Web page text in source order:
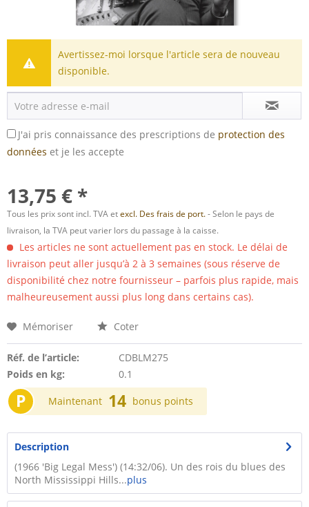
Avertissez-moi lorsque l'article sera de nouveau
disponible.
J'ai pris connaissance des prescriptions de protection des
données et je les accepte
13,75 € *
Tous les prix sont incl. TVA etexcl. Des frais de port.- Selon le pays de
livraison, la TVA peut varier lors du passage à la caisse.
Les articles ne sont actuellement pas en stock. Le délai de
livraison peut aller jusqu’à 2 à 3 semaines (sous réserve de
disponibilité chez notre fournisseur – parfois plus rapide, mais
malheureusement aussi plus long dans certains cas).
Mémoriser Coter
Réf. de l’article:
CDBLM275
Poids en kg:
0.1
P Maintenant 14 bonus points
Description
(1966 'Big Legal Mess') (14:32/06). Un des rois du blues des
North Mississippi Hills...plus